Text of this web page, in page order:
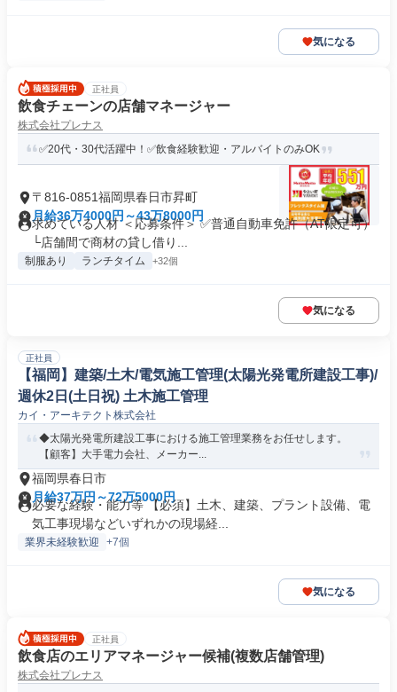
気になる
正社員
飲食チェーンの店舗マネージャー
株式会社プレナス
✅20代・30代活躍中！✅飲食経験歓迎・アルバイトのみOK
〒816-0851福岡県春日市昇町
月給36万4000円～43万8000円
求めている人材 ＜応募条件＞ ✅普通自動車免許（AT限定可）
└店舗間で商材の貸し借り...
制服あり ランチタイム +32個
気になる
正社員
【福岡】建築/土木/電気施工管理(太陽光発電所建設工事)/
週休2日(土日祝) 土木施工管理
カイ・アーキテクト株式会社
◆太陽光発電所建設工事における施工管理業務をお任せします。
【顧客】大手電力会社、メーカー...
福岡県春日市
月給37万円～72万5000円
必要な経験・能力等 【必須】土木、建築、プラント設備、電
気工事現場などいずれかの現場経...
業界未経験歓迎 +7個
気になる
正社員
飲食店のエリアマネージャー候補(複数店舗管理)
株式会社プレナス